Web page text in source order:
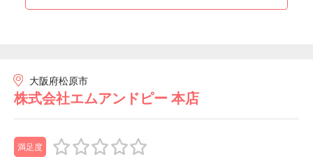
大阪府松原市
株式会社エムアンドピー 本店
満足度